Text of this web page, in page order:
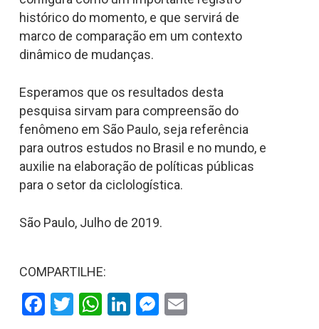
histórico do momento, e que servirá de
marco de comparação em um contexto
dinâmico de mudanças.
Esperamos que os resultados desta
pesquisa sirvam para compreensão do
fenômeno em São Paulo, seja referência
para outros estudos no Brasil e no mundo, e
auxilie na elaboração de políticas públicas
para o setor da ciclologística.
São Paulo, Julho de 2019.
COMPARTILHE:
Facebook
Twitter
WhatsApp
LinkedIn
Messenger
Email